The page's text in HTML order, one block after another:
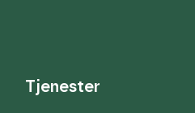
Tjenester